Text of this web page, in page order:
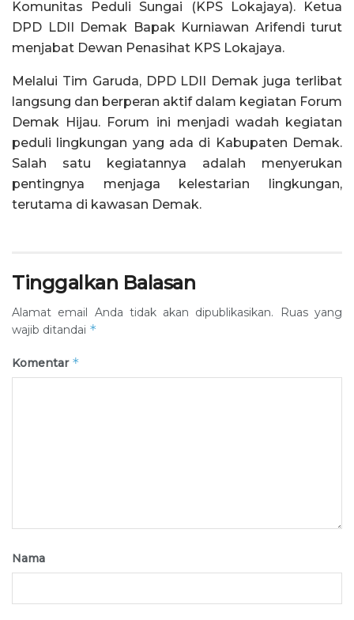
Komunitas Peduli Sungai (KPS Lokajaya). Ketua
DPD LDII Demak Bapak Kurniawan Arifendi turut
menjabat Dewan Penasihat KPS Lokajaya.
Melalui Tim Garuda, DPD LDII Demak juga terlibat
langsung dan berperan aktif dalam kegiatan Forum
Demak Hijau. Forum ini menjadi wadah kegiatan
peduli lingkungan yang ada di Kabupaten Demak.
Salah satu kegiatannya adalah menyerukan
pentingnya menjaga kelestarian lingkungan,
terutama di kawasan Demak.
Tinggalkan Balasan
Alamat email Anda tidak akan dipublikasikan.
Ruas yang
wajib ditandai *
Komentar *
Nama